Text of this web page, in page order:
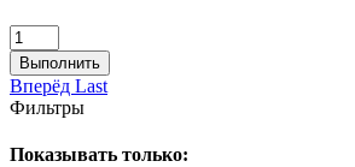
Выполнить
Вперёд Last
Фильтры
Показывать только: